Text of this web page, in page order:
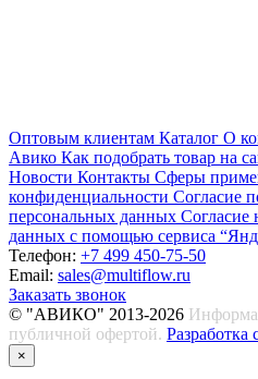
Оптовым клиентам Каталог О
Авико Как подобрать товар на
Новости Контакты Сферы
конфиденциальности Согласие
персональных данных Согласие
данных с помощью сервиса
Телефон: +7 499 450-75-50
Email: sales@multiflow.ru
Заказать звонок
© "АВИКО" 2013-2026
публичной офертой. Разработка
×